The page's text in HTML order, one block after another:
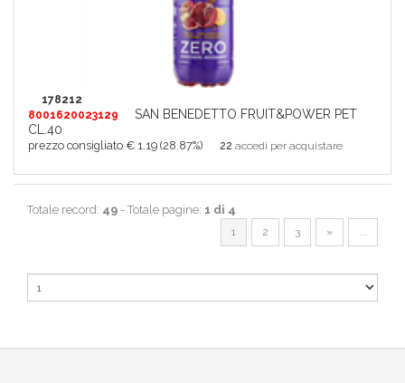
178212
8001620023129
SAN BENEDETTO FRUIT&POWER PET
CL.40
prezzo consigliato € 1.19 (28.87%) 22 accedi per acquistare
Totale record: 49 - Totale pagine: 1 di 4
1 2 3 » ...